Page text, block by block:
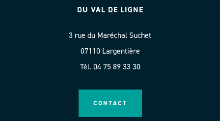
DU VAL DE LIGNE
3 rue du Maréchal Suchet
07110 Largentière
Tél. 04 75 89 33 30
CONTACT